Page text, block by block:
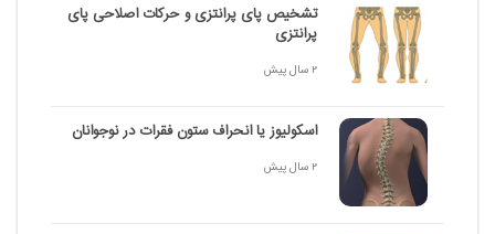
تشخیص پای پرانتزی و حرکات اصلاحی پای
پرانتزی
2 سال پیش
اسکولیوز یا انحراف ستون فقرات در نوجوانان
2 سال پیش